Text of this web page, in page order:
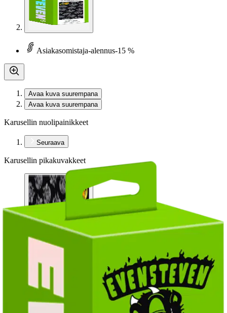
Asiakasomistaja-alennus-15 %
Avaa kuva suurempana
Avaa kuva suurempana
Karusellin nuolipainikkeet
Seuraava
Karusellin pikakuvakkeet